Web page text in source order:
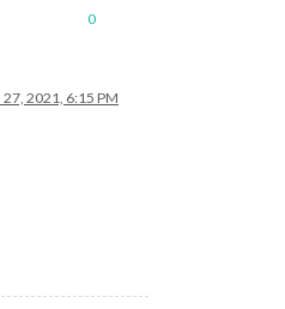
0
27, 2021, 6:15 PM